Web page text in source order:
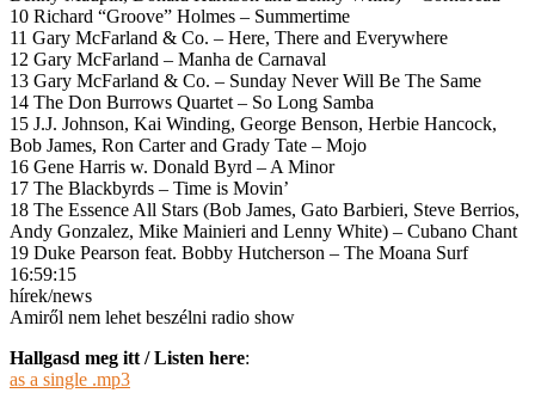
10 Richard “Groove” Holmes – Summertime
11 Gary McFarland & Co. – Here, There and Everywhere
12 Gary McFarland – Manha de Carnaval
13 Gary McFarland & Co. – Sunday Never Will Be The Same
14 The Don Burrows Quartet – So Long Samba
15 J.J. Johnson, Kai Winding, George Benson, Herbie Hancock,
Bob James, Ron Carter and Grady Tate – Mojo
16 Gene Harris w. Donald Byrd – A Minor
17 The Blackbyrds – Time is Movin’
18 The Essence All Stars (Bob James, Gato Barbieri, Steve Berrios,
Andy Gonzalez, Mike Mainieri and Lenny White) – Cubano Chant
19 Duke Pearson feat. Bobby Hutcherson – The Moana Surf
16:59:15
hírek/news
Amiről nem lehet beszélni radio show
Hallgasd meg itt / Listen here:
as a single .mp3